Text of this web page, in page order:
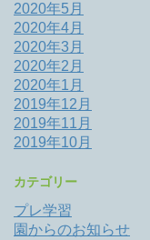
2020年5月
2020年4月
2020年3月
2020年2月
2020年1月
2019年12月
2019年11月
2019年10月
カテゴリー
プレ学習
園からのお知らせ